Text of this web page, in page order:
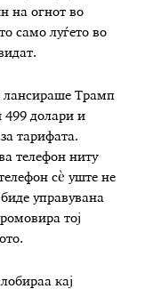
на огнот во
само луѓето во
лансираше Трамп
499 долари и
тарифата.
телефон ниту
сè уште не
управувана
тој
кај